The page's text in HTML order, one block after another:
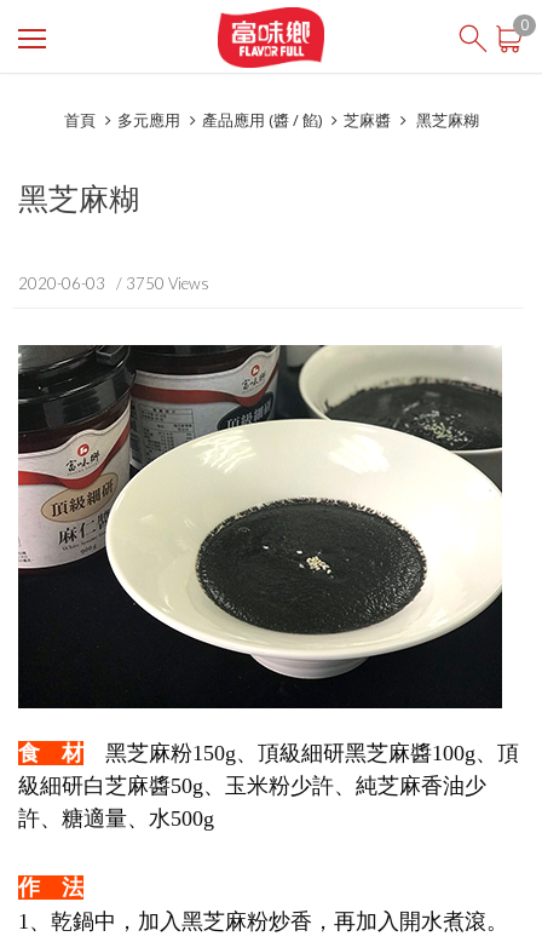
0
登入
關於富味鄉
食在安心
線上購物
English
芝初SesaOle
首頁 多元應用 產品應用 (醬 / 餡) 芝麻醬 黑芝麻糊
黑芝麻糊
2020-06-03 / 3750 Views
食 材 黑芝麻粉150g、頂級細研黑芝麻醬100g、頂
級細研白芝麻醬50g、玉米粉少許、純芝麻香油少
許、糖適量、水500g
作 法
1、乾鍋中，加入黑芝麻粉炒香，再加入開水煮滾。